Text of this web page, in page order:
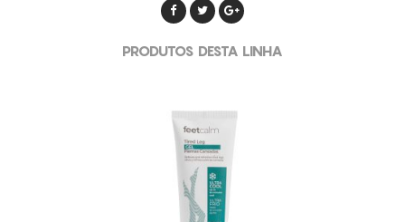
PRODUTOS DESTA LINHA